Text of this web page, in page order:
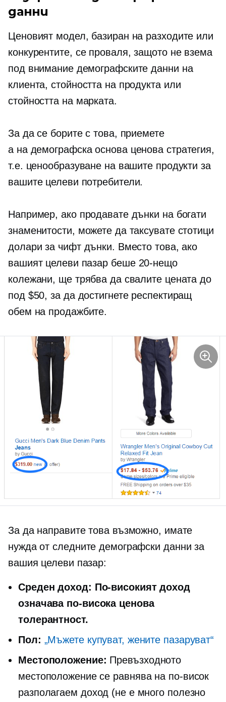
данни
Ценовият модел, базиран на разходите или
конкурентите, се проваля, защото не взема
под внимание демографските данни на
клиента, стойността на продукта или
стойността на марката.
За да се борите с това, приемете
a на демографска основаценова стратегия,
т.е. ценообразуване на вашите продукти за
вашите целеви потребители.
Например, ако продавате дънки на богати
знаменитости, можете да таксувате стотици
долари за чифт дънки. Вместо това, ако
вашият целеви пазар беше 20-нещо
колежани, ще трябва да свалите цената до
под $50, за да достигнете респектиращ
обем на продажбите.
За да направите това възможно, имате
нужда от следните демографски данни за
вашия целеви пазар:
Среден доход: По-високият доход
означава по-висока ценова
толерантност.
Пол: „Мъжете купуват, жените пазаруват“
Местоположение: Превъзходното
местоположение се равнява на по-висок
разполагаем доход (не е много полезно